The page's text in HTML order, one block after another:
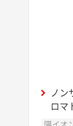
ノン
ロマ
陽イオ